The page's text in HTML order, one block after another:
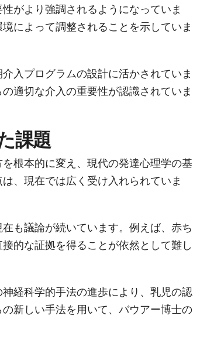
がより強調されるようになっていま
によって調整されることを示していま
入プログラムの設計に活かされていま
適切な介入の重要性が認識されていま
課題
根本的に変え、現代の発達心理学の基
、現在では広く受け入れられていま
も議論が続いています。例えば、赤ち
的な証拠を得ることが依然として難し
経科学的手法の進歩により、乳児の認
新しい手法を用いて、バウアー博士の